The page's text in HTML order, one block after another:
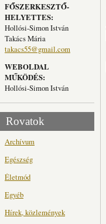
FŐSZERKESZTŐ-
HELYETTES:
Hollósi-Simon István
Takács Mária
takacs55@gmail.com
WEBOLDAL
MŰKÖDÉS:
Hollósi-Simon István
Rovatok
Archívum
Egészség
Életmód
Egyéb
Hírek, közlemények